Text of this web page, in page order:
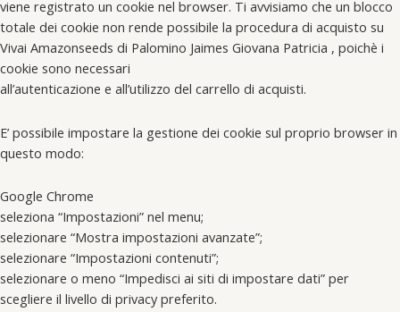
viene registrato un cookie nel browser. Ti avvisiamo che un blocco
totale dei cookie non rende possibile la procedura di acquisto su
Vivai Amazonseeds di Palomino Jaimes Giovana Patricia , poichè i
cookie sono necessari
all’autenticazione e all’utilizzo del carrello di acquisti.
E’ possibile impostare la gestione dei cookie sul proprio browser in
questo modo:
Google Chrome
seleziona “Impostazioni” nel menu;
selezionare “Mostra impostazioni avanzate”;
selezionare “Impostazioni contenuti”;
selezionare o meno “Impedisci ai siti di impostare dati” per
scegliere il livello di privacy preferito.